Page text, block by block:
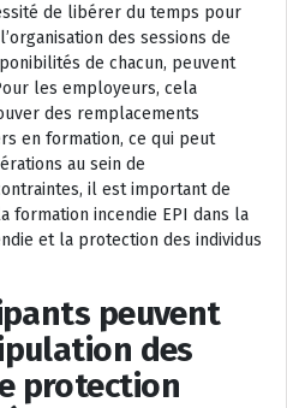
de libérer du temps pour
des sessions de
de chacun, peuvent
les employeurs, cela
des remplacements
en formation, ce qui peut
au sein de
il est important de
formation incendie EPI dans la
et la protection des individus
peuvent
des
protection